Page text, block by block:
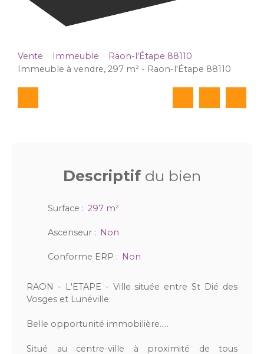
Vente Immeuble
Raon-l'Étape 88110
Immeuble à vendre, 297 m² - Raon-l'Étape 88110
Descriptifdu bien
Surface : 297 m²
Ascenseur : Non
Conforme ERP : Non
RAON - L'ETAPE - Ville située entre St Dié des
Vosges et Lunéville.
Belle opportunité immobilière…..
Situé au centre-ville à proximité de tous